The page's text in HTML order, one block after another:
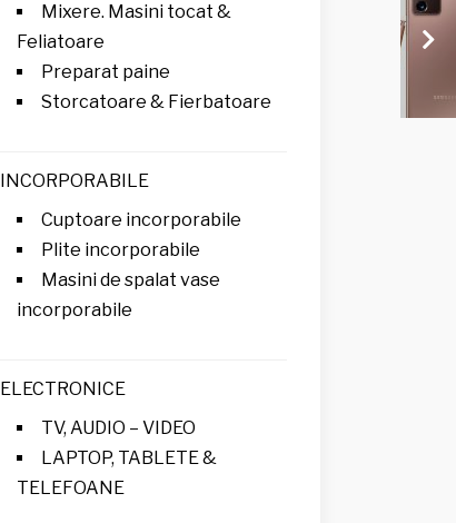
Mixere. Masini tocat &
Feliatoare
Preparat paine
Storcatoare & Fierbatoare
INCORPORABILE
Cuptoare incorporabile
Plite incorporabile
Masini de spalat vase
incorporabile
ELECTRONICE
TV, AUDIO – VIDEO
LAPTOP, TABLETE &
TELEFOANE